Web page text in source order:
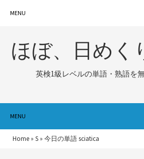
MENU
ほぼ、日めく
英検1級レベルの単語・熟語を
MENU
Home » S » 今日の単語 sciatica